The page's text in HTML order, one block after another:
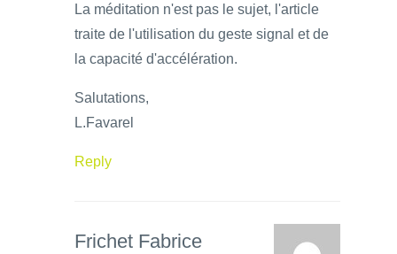
La méditation n'est pas le sujet, l'article
traite de l'utilisation du geste signal et de
la capacité d'accélération.
Salutations,
L.Favarel
Reply
Frichet Fabrice